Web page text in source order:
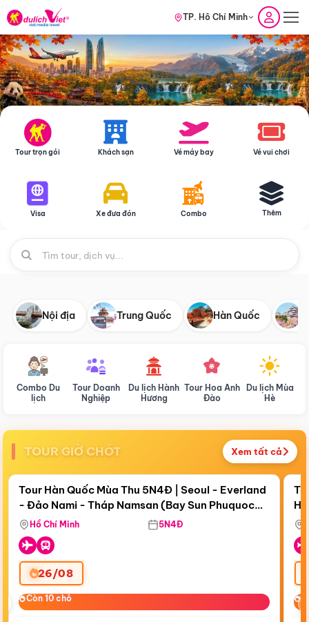
TP. Hồ Chí Minh
Tour trọn gói Khách sạn Vé máy bay Vé vui chơi
Visa Xe đưa đón Combo Thêm
Nội địa Trung Quốc Hàn Quốc
Combo Du
lịch
Tour Doanh
Nghiệp
Du lịch Hành
Hương
Tour Hoa Anh
Đào
Du lịch Mùa
Hè
TOUR GIỜ CHÓT Xem tất cả
Còn19 ngày 00:43:59
Điểm nổi bật
Tour Hàn Quốc Mùa Thu 5N4Đ | Seoul - Everland
- Đảo Nami - Tháp Namsan (Bay Sun Phuquoc
Airways)
Hồ Chí Minh 5N4Đ
26/08
Còn 10 chỗ
Còn 10 chỗ